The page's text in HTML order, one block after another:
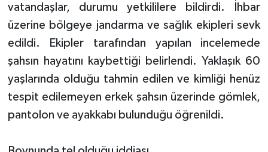
vatandaşlar, durumu yetkililere bildirdi. İhbar
üzerine bölgeye jandarma ve sağlık ekipleri sevk
edildi. Ekipler tarafından yapılan incelemede
şahsın hayatını kaybettiği belirlendi. Yaklaşık 60
yaşlarında olduğu tahmin edilen ve kimliği henüz
tespit edilemeyen erkek şahsın üzerinde gömlek,
pantolon ve ayakkabı bulunduğu öğrenildi.